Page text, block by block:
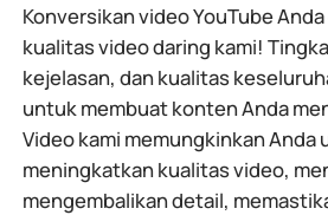
Konversikan video YouTube
kualitas video daring kami!
kejelasan, dan kualitas
untuk membuat konten Anda
Video kami memungkinkan Anda
meningkatkan kualitas video,
mengembalikan detail,